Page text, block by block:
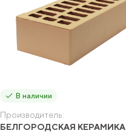
В наличии
Производитель:
БЕЛГОРОДСКАЯ КЕРАМИКА